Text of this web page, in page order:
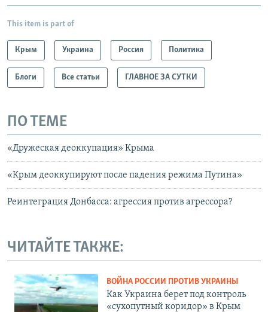
This item is part of
Крым Украина Россия Политика
Блоги Все статьи ГЛАВНОЕ ЗА СУТКИ
ПО ТЕМЕ
«Дружеская деоккупация» Крыма
«Крым деоккупируют после падения режима Путина»
Реинтеграция Донбасса: агрессия против агрессора?
ЧИТАЙТЕ ТАКЖЕ:
ВОЙНА РОССИИ ПРОТИВ УКРАИНЫ
Как Украина берет под контроль
«сухопутный коридор» в Крым